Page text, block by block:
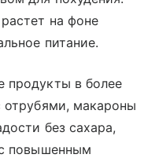
на фоне
питание.
продукты в более
отрубями, макароны
без сахара,
повышенным